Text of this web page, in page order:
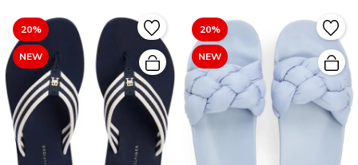
20%
NEW
20%
NEW